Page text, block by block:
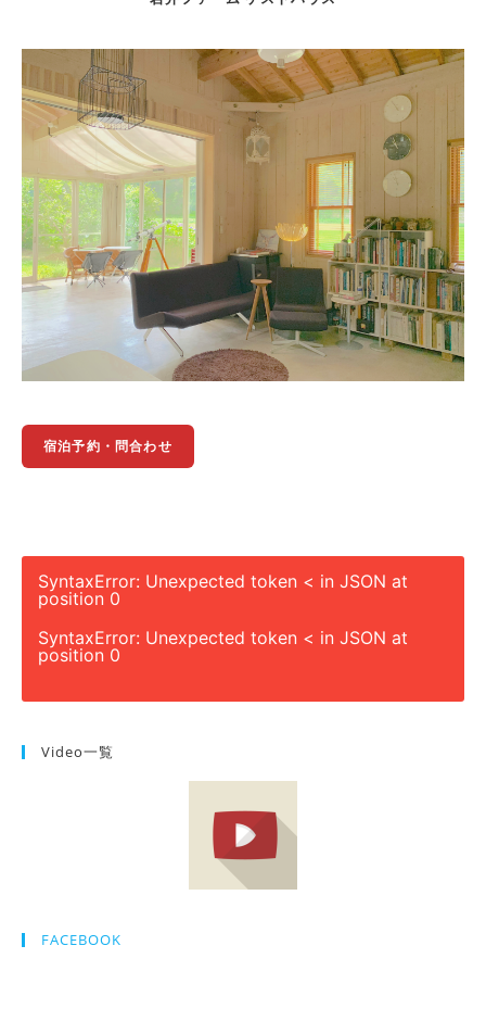
宿泊予約・問合わせ
SyntaxError: Unexpected token < in JSON at
position 0
SyntaxError: Unexpected token < in JSON at
position 0
Video一覧
FACEBOOK